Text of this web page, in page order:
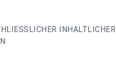
INHALTLICHER